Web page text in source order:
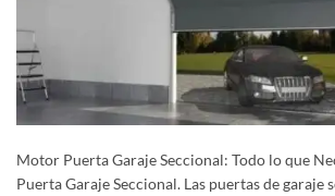
Motor Puerta Garaje Seccional: Todo lo que
Puerta Garaje Seccional. Las puertas de garaje